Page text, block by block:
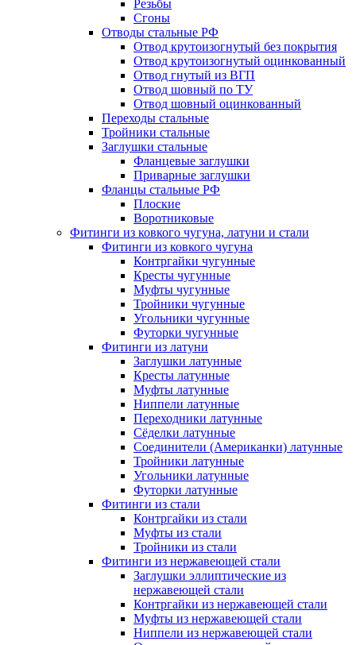
Резьбы
Сгоны
Отводы стальные РФ
Отвод крутоизогнутый без покрытия
Отвод крутоизогнутый оцинкованный
Отвод гнутый из ВГП
Отвод шовный по ТУ
Отвод шовный оцинкованный
Переходы стальные
Тройники стальные
Заглушки стальные
Фланцевые заглушки
Приварные заглушки
Фланцы стальные РФ
Плоские
Воротниковые
Фитинги из ковкого чугуна, латуни и стали
Фитинги из ковкого чугуна
Контргайки чугунные
Кресты чугунные
Муфты чугунные
Тройники чугунные
Угольники чугунные
Футорки чугунные
Фитинги из латуни
Заглушки латунные
Кресты латунные
Муфты латунные
Ниппели латунные
Переходники латунные
Сёделки латунные
Соединители (Американки) латунные
Тройники латунные
Угольники латунные
Футорки латунные
Фитинги из стали
Контргайки из стали
Муфты из стали
Тройники из стали
Фитинги из нержавеющей стали
Заглушки эллиптические из
нержавеющей стали
Контргайки из нержавеющей стали
Муфты из нержавеющей стали
Ниппели из нержавеющей стали